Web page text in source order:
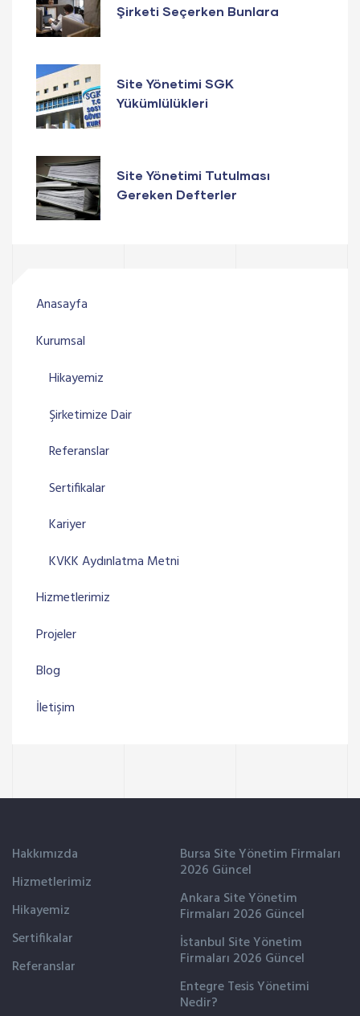
Şirketi Seçerken Bunlara
Site Yönetimi SGK
Yükümlülükleri
Site Yönetimi Tutulması
Gereken Defterler
Anasayfa
Kurumsal
Hikayemiz
Şirketimize Dair
Referanslar
Sertifikalar
Kariyer
KVKK Aydınlatma Metni
Hizmetlerimiz
Projeler
Blog
İletişim
Hakkımızda
Hizmetlerimiz
Hikayemiz
Sertifikalar
Referanslar
Bursa Site Yönetim Firmaları
2026 Güncel
Ankara Site Yönetim
Firmaları 2026 Güncel
İstanbul Site Yönetim
Firmaları 2026 Güncel
Entegre Tesis Yönetimi
Nedir?